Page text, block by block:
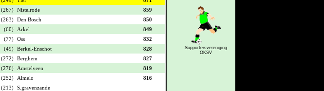
(267) Nistelrode
859
(263) Den Bosch
850
(60) Arkel
849
(77) Oss
832
(49) Berkel-Enschot
828
(272) Berghem
827
(276) Amstelveen
819
(252) Almelo
816
(213) S.gravenzande
Supportersvereniging
OKSV